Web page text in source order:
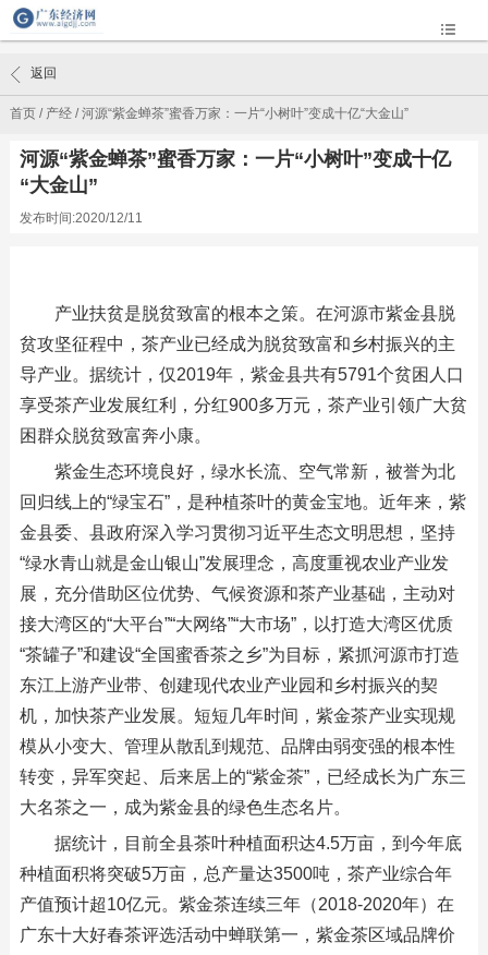
首页/ 产经/河源“紫金蝉茶”蜜香万家：一片“小树叶”变成十亿“大金山”
返回
河源“紫金蝉茶”蜜香万家：一片“小树叶”变成十亿
“大金山”
发布时间:2020/12/11
产业扶贫是脱贫致富的根本之策。在河源市紫金县脱
贫攻坚征程中，茶产业已经成为脱贫致富和乡村振兴的主
导产业。据统计，仅2019年，紫金县共有5791个贫困人口
享受茶产业发展红利，分红900多万元，茶产业引领广大贫
困群众脱贫致富奔小康。
紫金生态环境良好，绿水长流、空气常新，被誉为北
回归线上的“绿宝石”，是种植茶叶的黄金宝地。近年来，紫
金县委、县政府深入学习贯彻习近平生态文明思想，坚持
“绿水青山就是金山银山”发展理念，高度重视农业产业发
展，充分借助区位优势、气候资源和茶产业基础，主动对
接大湾区的“大平台”“大网络”“大市场”，以打造大湾区优质
“茶罐子”和建设“全国蜜香茶之乡”为目标，紧抓河源市打造
东江上游产业带、创建现代农业产业园和乡村振兴的契
机，加快茶产业发展。短短几年时间，紫金茶产业实现规
模从小变大、管理从散乱到规范、品牌由弱变强的根本性
转变，异军突起、后来居上的“紫金茶”，已经成长为广东三
大名茶之一，成为紫金县的绿色生态名片。
据统计，目前全县茶叶种植面积达4.5万亩，到今年底
种植面积将突破5万亩，总产量达3500吨，茶产业综合年
产值预计超10亿元。紫金茶连续三年（2018-2020年）在
广东十大好春茶评选活动中蝉联第一，紫金茶区域品牌价